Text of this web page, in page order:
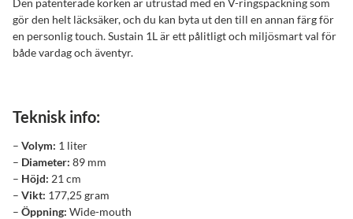
Den patenterade korken är utrustad med en V-ringspackning som
gör den helt läcksäker, och du kan byta ut den till en annan färg för
en personlig touch. Sustain 1L är ett pålitligt och miljösmart val för
både vardag och äventyr.
Teknisk info:
– Volym: 1 liter
– Diameter: 89 mm
– Höjd: 21 cm
– Vikt: 177,25 gram
– Öppning: Wide-mouth